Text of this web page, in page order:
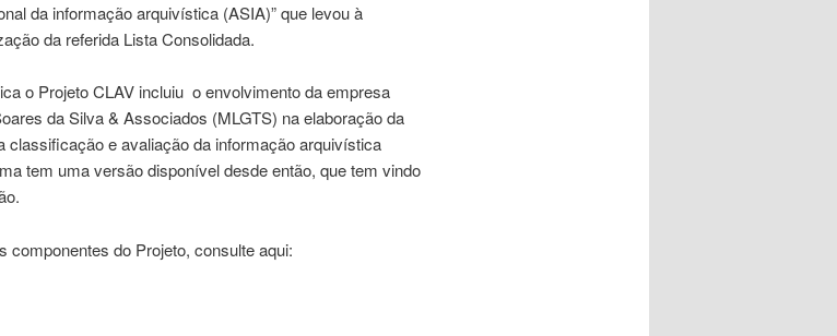
da informação arquivística (ASIA)” que levou à
da referida Lista Consolidada.
o Projeto CLAV incluiu o envolvimento da empresa
da Silva & Associados (MLGTS) na elaboração da
classificação e avaliação da informação arquivística
tem uma versão disponível desde então, que tem vindo
componentes do Projeto, consulte aqui: